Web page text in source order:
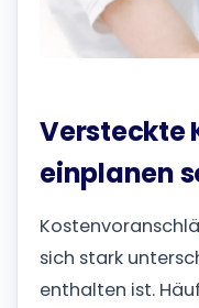
Versteckte
einplanen
sich stark
enthalten ist.